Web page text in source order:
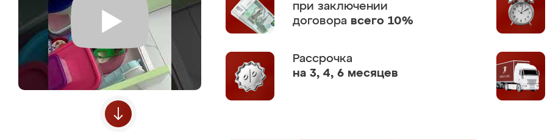
при заключении
договора всего 10%
Рассрочка
на 3, 4, 6 месяцев